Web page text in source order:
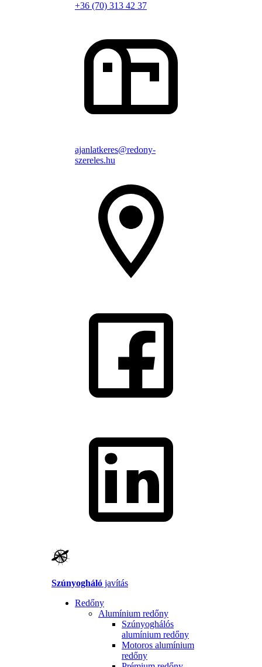
+36 (70) 313 42 37
ajanlatkeres@redony-
szereles.hu
Szúnyogháló javítás
Redőny
Alumínium redőny
Szúnyoghálós
alumínium redőny
Motoros alumínium
redőny